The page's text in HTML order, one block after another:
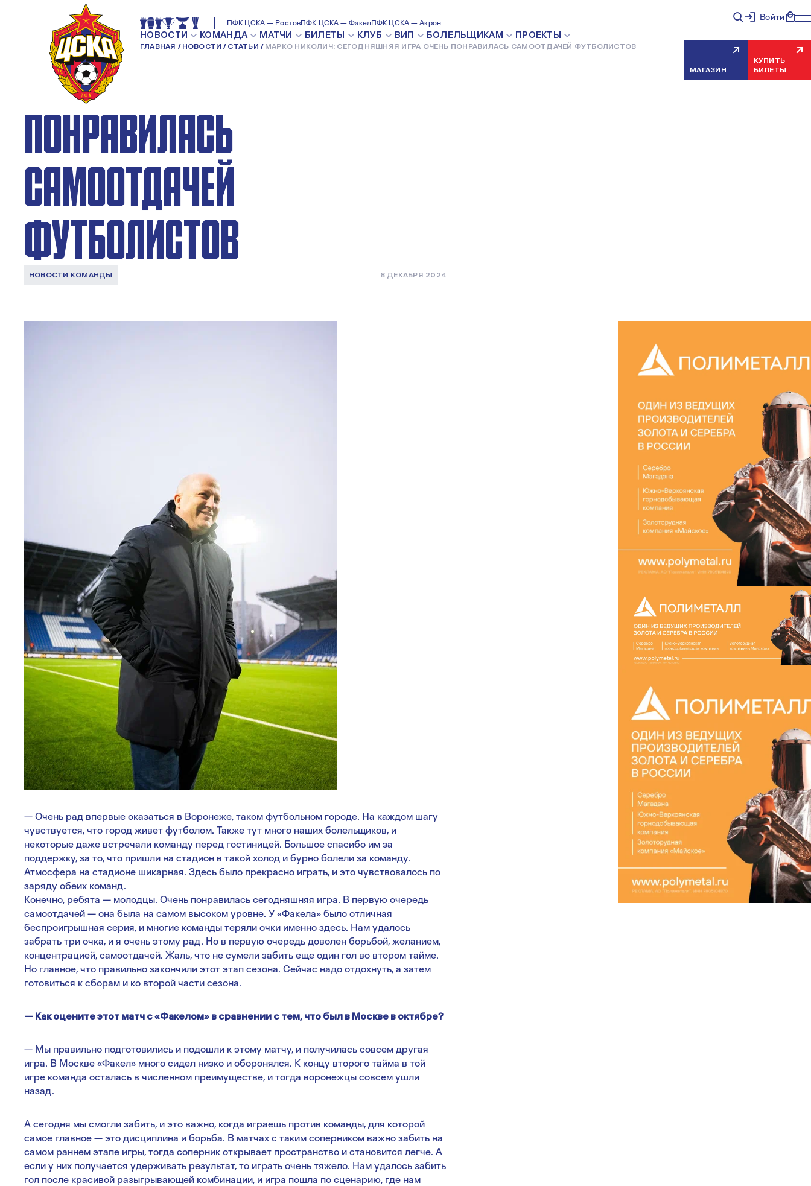
ПФК ЦСКА — РостовПФК ЦСКА — ФакелПФК ЦСКА — Акрон
НОВОСТИ КОМАНДА МАТЧИ БИЛЕТЫ КЛУБ ВИП БОЛЕЛЬЩИКАМ ПРОЕКТЫ
ГЛАВНАЯ НОВОСТИ СТАТЬИ МАРКО НИКОЛИЧ: СЕГОДНЯШНЯЯ ИГРА ОЧЕНЬ ПОНРАВИЛАСЬ САМООТДАЧЕЙ ФУТБОЛИСТОВ
Войти
МАГАЗИН
КУПИТЬ
БИЛЕТЫ
МАРКО НИКОЛИЧ:
СЕГОДНЯШНЯЯ ИГРА ОЧЕНЬ
ПОНРАВИЛАСЬ
САМООТДАЧЕЙ
ФУТБОЛИСТОВ
НОВОСТИ КОМАНДЫ 8 ДЕКАБРЯ 2024
— Очень рад впервые оказаться в Воронеже, таком футбольном городе. На каждом шагу
чувствуется, что город живет футболом. Также тут много наших болельщиков, и
некоторые даже встречали команду перед гостиницей. Большое спасибо им за
поддержку, за то, что пришли на стадион в такой холод и бурно болели за команду.
Атмосфера на стадионе шикарная. Здесь было прекрасно играть, и это чувствовалось по
заряду обеих команд.
Конечно, ребята — молодцы. Очень понравилась сегодняшняя игра. В первую очередь
самоотдачей — она была на самом высоком уровне. У «Факела» было отличная
беспроигрышная серия, и многие команды теряли очки именно здесь. Нам удалось
забрать три очка, и я очень этому рад. Но в первую очередь доволен борьбой, желанием,
концентрацией, самоотдачей. Жаль, что не сумели забить еще один гол во втором тайме.
Но главное, что правильно закончили этот этап сезона. Сейчас надо отдохнуть, а затем
готовиться к сборам и ко второй части сезона.
— Как оцените этот матч с «Факелом» в сравнении с тем, что был в Москве в октябре?
— Мы правильно подготовились и подошли к этому матчу, и получилась совсем другая
игра. В Москве «Факел» много сидел низко и оборонялся. К концу второго тайма в той
игре команда осталась в численном преимуществе, и тогда воронежцы совсем ушли
назад.
А сегодня мы смогли забить, и это важно, когда играешь против команды, для которой
самое главное — это дисциплина и борьба. В матчах с таким соперником важно забить на
самом раннем этапе игры, тогда соперник открывает пространство и становится легче. А
если у них получается удерживать результат, то играть очень тяжело. Нам удалось забить
гол после красивой разыгрывающей комбинации, и игра пошла по сценарию, где нам